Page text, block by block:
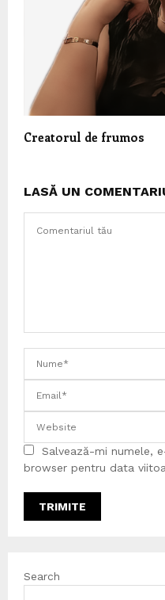
Creatorul de frumos
LASĂ UN
Salvează-mi numele,
browser pentru data
Search